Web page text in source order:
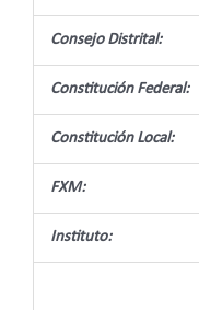
Consejo Distrital:
Constitución Federal:
Constitución Local:
FXM:
Instituto: